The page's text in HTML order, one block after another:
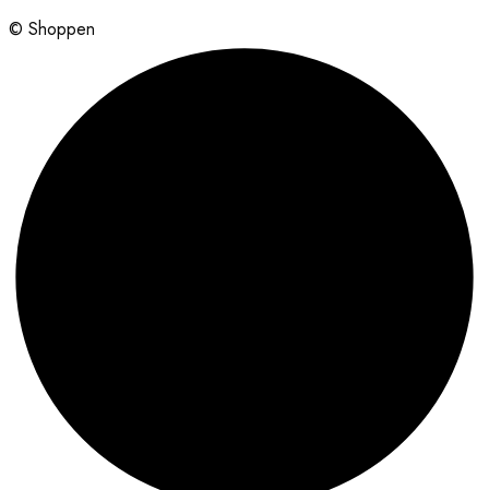
© Shoppen